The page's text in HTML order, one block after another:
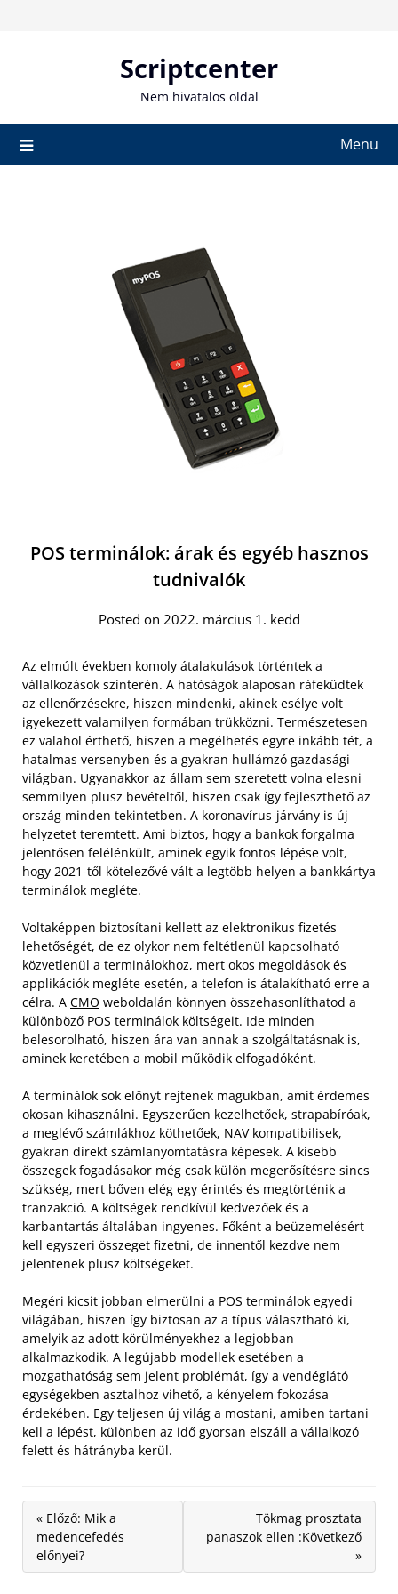
Scriptcenter
Nem hivatalos oldal
Menu
POS terminálok: árak és egyéb hasznos
tudnivalók
Posted on 2022. március 1. kedd
Az elmúlt években komoly átalakulások történtek a
vállalkozások színterén. A hatóságok alaposan ráfeküdtek
az ellenőrzésekre, hiszen mindenki, akinek esélye volt
igyekezett valamilyen formában trükközni. Természetesen
ez valahol érthető, hiszen a megélhetés egyre inkább tét, a
hatalmas versenyben és a gyakran hullámzó gazdasági
világban. Ugyanakkor az állam sem szeretett volna elesni
semmilyen plusz bevételtől, hiszen csak így fejleszthető az
ország minden tekintetben. A koronavírus-járvány is új
helyzetet teremtett. Ami biztos, hogy a bankok forgalma
jelentősen felélénkült, aminek egyik fontos lépése volt,
hogy 2021-től kötelezővé vált a legtöbb helyen a bankkártya
terminálok megléte.
Voltaképpen biztosítani kellett az elektronikus fizetés
lehetőségét, de ez olykor nem feltétlenül kapcsolható
közvetlenül a terminálokhoz, mert okos megoldások és
applikációk megléte esetén, a telefon is átalakítható erre a
célra. A CMO weboldalán könnyen összehasonlíthatod a
különböző POS terminálok költségeit. Ide minden
belesorolható, hiszen ára van annak a szolgáltatásnak is,
aminek keretében a mobil működik elfogadóként.
A terminálok sok előnyt rejtenek magukban, amit érdemes
okosan kihasználni. Egyszerűen kezelhetőek, strapabíróak,
a meglévő számlákhoz köthetőek, NAV kompatibilisek,
gyakran direkt számlanyomtatásra képesek. A kisebb
összegek fogadásakor még csak külön megerősítésre sincs
szükség, mert bőven elég egy érintés és megtörténik a
tranzakció. A költségek rendkívül kedvezőek és a
karbantartás általában ingyenes. Főként a beüzemelésért
kell egyszeri összeget fizetni, de innentől kezdve nem
jelentenek plusz költségeket.
Megéri kicsit jobban elmerülni a POS terminálok egyedi
világában, hiszen így biztosan az a típus választható ki,
amelyik az adott körülményekhez a legjobban
alkalmazkodik. A legújabb modellek esetében a
mozgathatóság sem jelent problémát, így a vendéglátó
egységekben asztalhoz vihető, a kényelem fokozása
érdekében. Egy teljesen új világ a mostani, amiben tartani
kell a lépést, különben az idő gyorsan elszáll a vállalkozó
felett és hátrányba kerül.
« Előző: Mik a
medencefedés
előnyei?
Tökmag prosztata
panaszok ellen :Következő
»